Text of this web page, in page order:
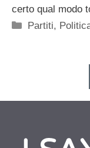
certo qual modo
Categorie
Partiti,